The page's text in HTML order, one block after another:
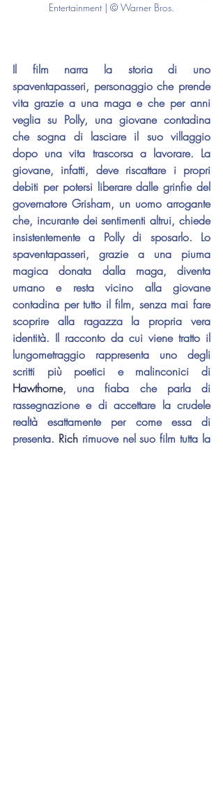
Entertainment | © Warner Bros.
Il film narra la storia di uno
spaventapasseri, personaggio che prende
vita grazie a una maga e che per anni
veglia su Polly, una giovane contadina
che sogna di lasciare il suo villaggio
dopo una vita trascorsa a lavorare. La
giovane, infatti, deve riscattare i propri
debiti per potersi liberare dalle grinfie del
governatore Grisham, un uomo arrogante
che, incurante dei sentimenti altrui, chiede
insistentemente a Polly di sposarlo. Lo
spaventapasseri, grazie a una piuma
magica donata dalla maga, diventa
umano e resta vicino alla giovane
contadina per tutto il film, senza mai fare
scoprire alla ragazza la propria vera
identità. Il racconto da cui viene tratto il
lungometraggio rappresenta uno degli
Hawthorne, una fiaba che parla di
rassegnazione e di accettare la crudele
realtà esattamente per come essa di
presenta. Rich rimuove nel suo film tutta la